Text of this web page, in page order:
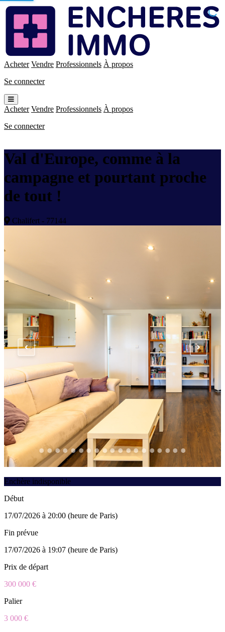
Enchères
Immo
Acheter Vendre Professionnels À propos
Se connecter
Ouvrir
le
menu
Acheter Vendre Professionnels À propos
Se connecter
Val d'Europe, comme à la
campagne et pourtant proche
de tout !
Chalifert - 77144
Enchère indisponible
Début
17/07/2026 à 20:00 (heure de Paris)
Fin prévue
17/07/2026 à 19:07 (heure de Paris)
Prix de départ
300 000 €
Palier
3 000 €